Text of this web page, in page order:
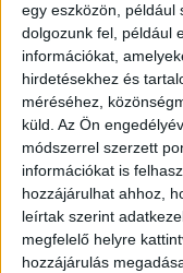
egy eszközön, például
dolgozunk fel, például
információkat,
hirdetésekhez és
méréséhez,
küld. Az Ön
módszerrel szerzett
információkat is
hozzájárulhat ahhoz,
leírtak szerint
megfelelő helyre
hozzájárulás
2022. szeptember
A Gazprom
2022.
hatóság
korrupció ellen
2022. augusztus